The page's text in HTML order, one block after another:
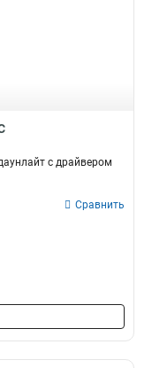
с драйвером
Сравнить